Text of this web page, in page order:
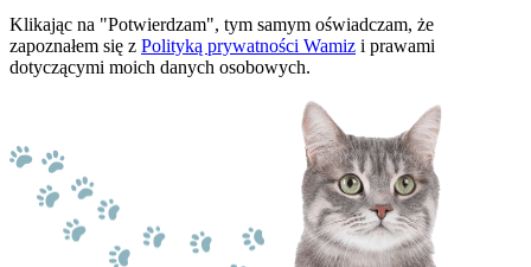
Klikając na "Potwierdzam", tym samym oświadczam, że
zapoznałem się z Polityką prywatności Wamiz i prawami
dotyczącymi moich danych osobowych.